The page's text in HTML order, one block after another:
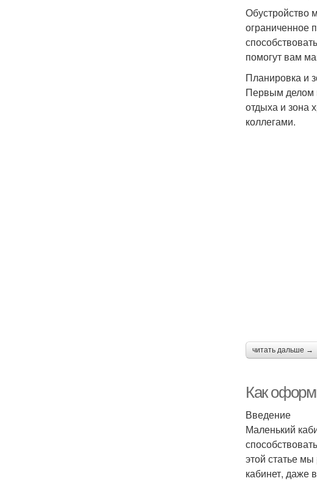
Обустройство
ограниченное
помогут вам
Планировка и
Первым делом
отдыха и зона
коллегами.
читать дальше →
Как
Введение
Маленький
этой статье
кабинет, даже